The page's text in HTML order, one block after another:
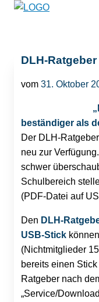
DLH-
vom 31. Oktober
beständiger als
Der DLH-
neu zur
schwer
Schulbereich
(PDF-Datei auf
Den DLH-
USB-Stick
(Nichtmitglieder
bereits einen
Ratgeber nach
„Service/